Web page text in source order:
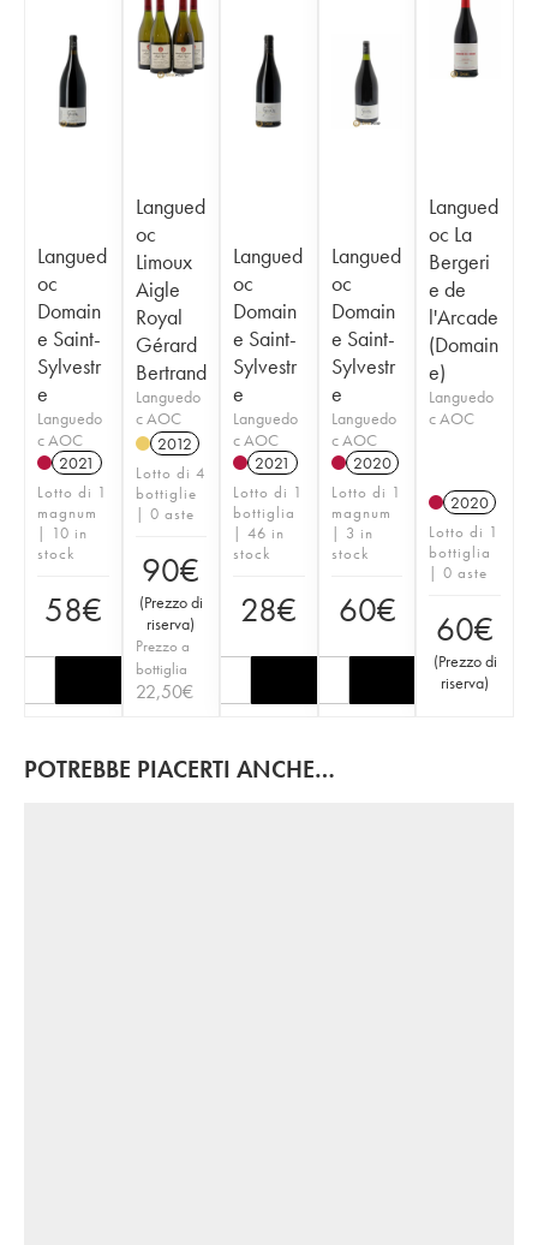
Langued
oc
Domain
e Saint-
Sylvestr
e
Languedo
c AOC
2021
Lotto di 1
magnum
| 10 in
stock
58€
Langued
oc
Limoux
Aigle
Royal
Gérard
Bertrand
Languedo
c AOC
2012
Lotto di 4
bottiglie
| 0 aste
90€
(Prezzo di
riserva)
Prezzo a
bottiglia
22,50€
Langued
oc
Domain
e Saint-
Sylvestr
e
Languedo
c AOC
2021
Lotto di 1
bottiglia
| 46 in
stock
28€
Langued
oc
Domain
e Saint-
Sylvestr
e
Languedo
c AOC
2020
Lotto di 1
magnum
| 3 in
stock
60€
Langued
oc La
Bergeri
e de
l'Arcade
(Domain
e)
Languedo
c AOC
2020
Lotto di 1
bottiglia
| 0 aste
60€
(Prezzo di
riserva)
POTREBBE PIACERTI ANCHE…